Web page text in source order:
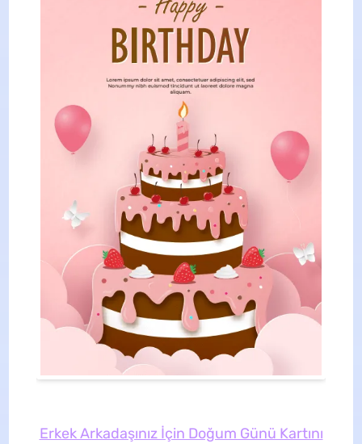
Erkek Arkadaşınız İçin Doğum Günü Kartını